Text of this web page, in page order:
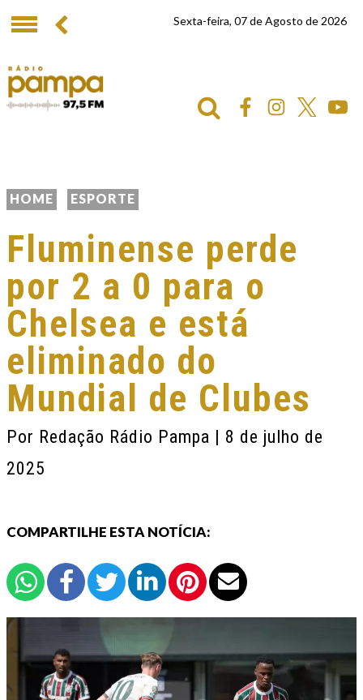
Sexta-feira, 07 de Agosto de 2026
HOME ESPORTE
Fluminense perde
por 2 a 0 para o
Chelsea e está
eliminado do
Mundial de Clubes
Por Redação Rádio Pampa | 8 de julho de
2025
COMPARTILHE ESTA NOTÍCIA: